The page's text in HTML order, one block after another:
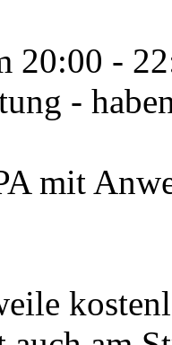
20:00 -
-
mit